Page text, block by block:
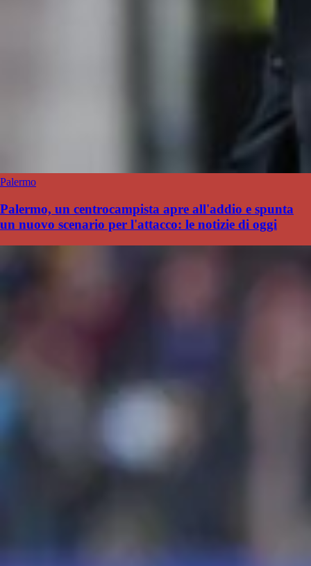
Palermo
Palermo, un centrocampista apre all'addio e spunta
un nuovo scenario per l'attacco: le notizie di oggi